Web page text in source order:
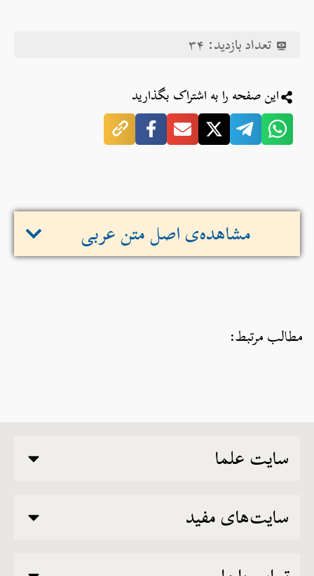
تعداد بازدید: ۳۴
این صفحه را به اشتراک بگذارید
مشاهده‌ی اصل متن عربی
مطالب مرتبط:
سایت علما
سایت‌های مفید